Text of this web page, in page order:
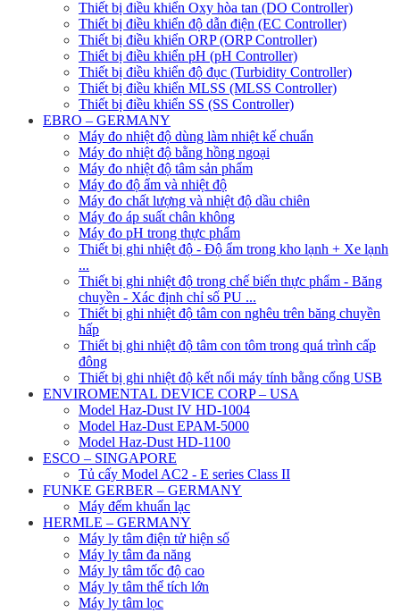
Thiết bị điều khiển Oxy hòa tan (DO Controller)
Thiết bị điều khiển độ dẫn điện (EC Controller)
Thiết bị điều khiển ORP (ORP Controller)
Thiết bị điều khiển pH (pH Controller)
Thiết bị điều khiển độ đục (Turbidity Controller)
Thiết bị điều khiển MLSS (MLSS Controller)
Thiết bị điều khiển SS (SS Controller)
EBRO – GERMANY
Máy đo nhiệt độ dùng làm nhiệt kế chuẩn
Máy đo nhiệt độ bằng hồng ngoại
Máy đo nhiệt độ tâm sản phẩm
Máy đo độ ẩm và nhiệt độ
Máy đo chất lượng và nhiệt độ dầu chiên
Máy đo áp suất chân không
Máy đo pH trong thực phẩm
Thiết bị ghi nhiệt độ - Độ ẩm trong kho lạnh + Xe lạnh
...
Thiết bị ghi nhiệt độ trong chế biến thực phẩm - Băng
chuyền - Xác định chỉ số PU ...
Thiết bị ghi nhiệt độ tâm con nghêu trên băng chuyền
hấp
Thiết bị ghi nhiệt độ tâm con tôm trong quá trình cấp
đông
Thiết bị ghi nhiệt độ kết nối máy tính bằng cổng USB
ENVIROMENTAL DEVICE CORP – USA
Model Haz-Dust IV HD-1004
Model Haz-Dust EPAM-5000
Model Haz-Dust HD-1100
ESCO – SINGAPORE
Tủ cấy Model AC2 - E series Class II
FUNKE GERBER – GERMANY
Máy đếm khuẩn lạc
HERMLE – GERMANY
Máy ly tâm điện tử hiện số
Máy ly tâm đa năng
Máy ly tâm tốc độ cao
Máy ly tâm thể tích lớn
Máy ly tâm lọc